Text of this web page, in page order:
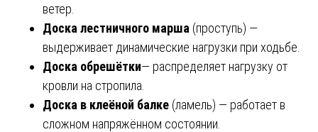
ветер.
Доска лестничного марша (проступь) —
выдерживает динамические нагрузки при ходьбе.
Доска обрешётки— распределяет нагрузку от
кровли на стропила.
Доска в клеёной балке (ламель) — работает в
сложном напряжённом состоянии.